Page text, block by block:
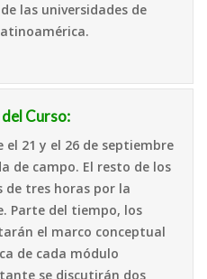
las universidades de
Curso:
21 y el 26 de septiembre
de campo. El resto de los
de tres horas por la
Parte del tiempo, los
el marco conceptual
de cada módulo
se discutirán dos